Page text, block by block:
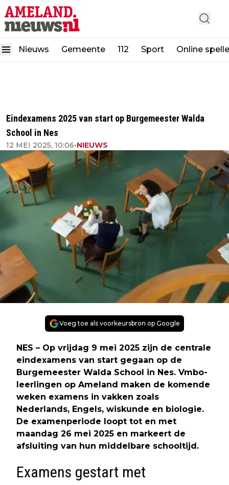
Nieuws Gemeente 112 Sport Online
Eindexamens 2025 van start op Burgemeester Walda
School in Nes
12 MEI 2025, 10:06•NIEUWS
Voeg toe als voorkeursbron op Google
NES – Op vrijdag 9 mei 2025 zijn de centrale
eindexamens van start gegaan op de
Burgemeester Walda School in Nes. Vmbo-
leerlingen op Ameland maken de komende
weken examens in vakken zoals
Nederlands, Engels, wiskunde en biologie.
De examenperiode loopt tot en met
maandag 26 mei 2025 en markeert de
afsluiting van hun middelbare schooltijd.
Examens gestart met